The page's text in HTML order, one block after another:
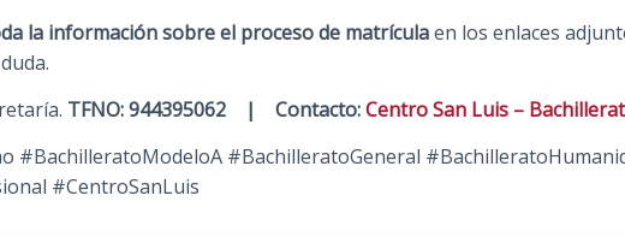
la información sobre el proceso de matrículaen los enlaces
TFNO: 944395062 | Contacto:Centro San Luis –
#BachilleratoModeloA #BachilleratoGeneral
#CentroSanLuis